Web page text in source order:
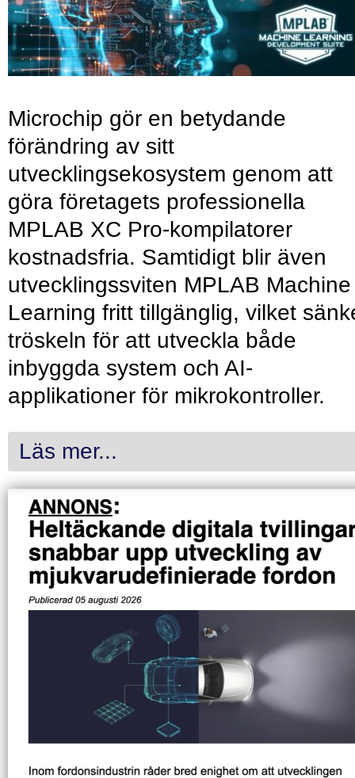
Microchip gör en betydande
förändring av sitt
utvecklingsekosystem genom att
göra företagets professionella
MPLAB XC Pro-kompilatorer
kostnadsfria. Samtidigt blir även
utvecklingssviten MPLAB Machine
Learning fritt tillgänglig, vilket
tröskeln för att utveckla både
inbyggda system och AI-
applikationer för mikrokontroller.
Läs mer...